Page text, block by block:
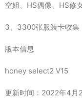
空姐、HS偶像、HS修
3、3300张服装卡收集
版本信息
honey select2 V15
更新时间：2022年4月